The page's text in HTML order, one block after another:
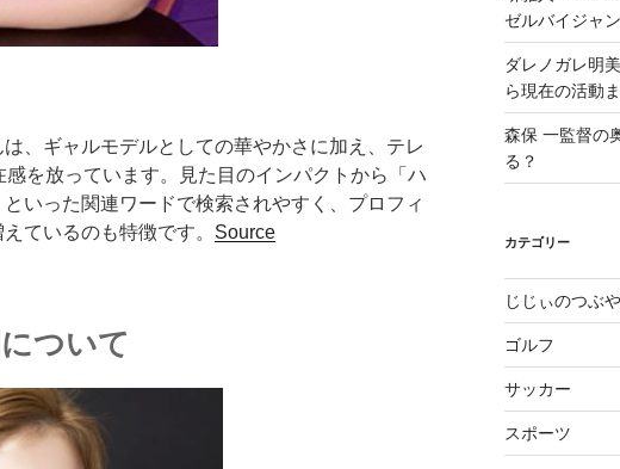
、ギャルモデルとしての華やかさに加え、テレ
感を放っています。見た目のインパクトから「ハ
いった関連ワードで検索されやすく、プロフィ
ているのも特徴です。 Source
ついて
ゼルバイジャ
ダレノガレ明
ら現在の活動
森保 一監督の
る？
カテゴリー
じじぃのつぶ
ゴルフ
サッカー
スポーツ